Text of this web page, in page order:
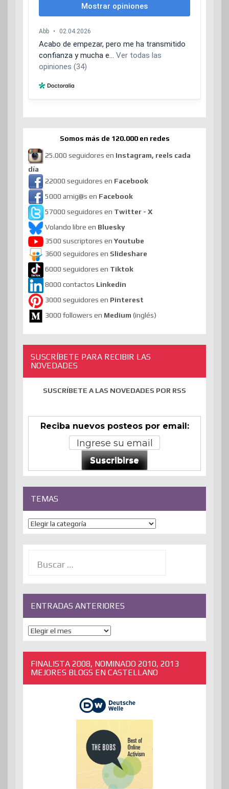
Somos más de 120.000 en redes
25.000 seguidores en Instagram, reels cada
día
22000 seguidores en Facebook
5000 amig@s en Facebook
57000 seguidores en Twitter - X
Volando libre en Bluesky
3500 suscriptores en Youtube
3600 seguidores en Slideshare
6000 seguidores en Tiktok
8000 contactos Linkedin
3000 seguidores en Pinterest
3000 followers en Medium (inglés)
SUSCRÍBETE PARA RECIBIR LAS
NOVEDADES
SUSCRÍBETE A LAS NOVEDADES POR RSS
Reciba nuevos posteos por email:
Suscribirse
TEMAS
Temas
ENTRADAS ANTERIORES
ENTRADAS
ANTERIORES
FINALISTA 2008, NOMINADO 2010, 2013
MEJORES BLOGS EN CASTELLANO